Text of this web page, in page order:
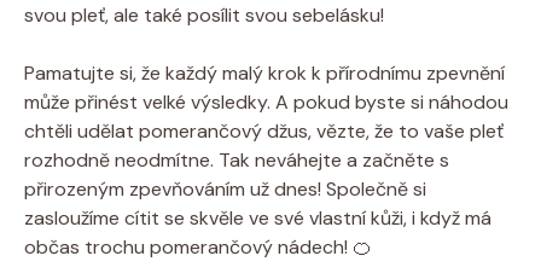
svou pleť, ale také posílit svou sebelásku!
Pamatujte si, že každý malý krok k přírodnímu zpevnění
může přinést velké výsledky. A pokud byste si náhodou
chtěli udělat pomerančový džus, vězte, že to vaše pleť
rozhodně neodmítne. Tak neváhejte a začněte s
přirozeným zpevňováním už dnes! Společně si
zasloužíme cítit se skvěle ve své vlastní kůži, i když má
občas trochu pomerančový nádech! 🍊